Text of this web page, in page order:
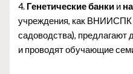
4. Генетические банки и
учреждения, как
садоводства), предлагают
и проводят обучающие